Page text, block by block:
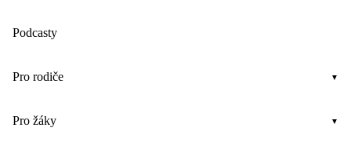
Podcasty
Pro rodiče
Pro žáky